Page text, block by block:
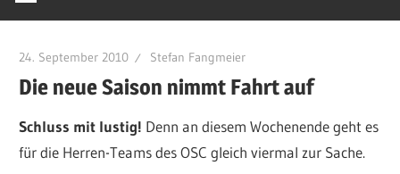
24. September 2010 Stefan Fangmeier
Die neue Saison nimmt Fahrt auf
Schluss mit lustig! Denn an diesem Wochenende geht es
für die Herren-Teams des OSC gleich viermal zur Sache.